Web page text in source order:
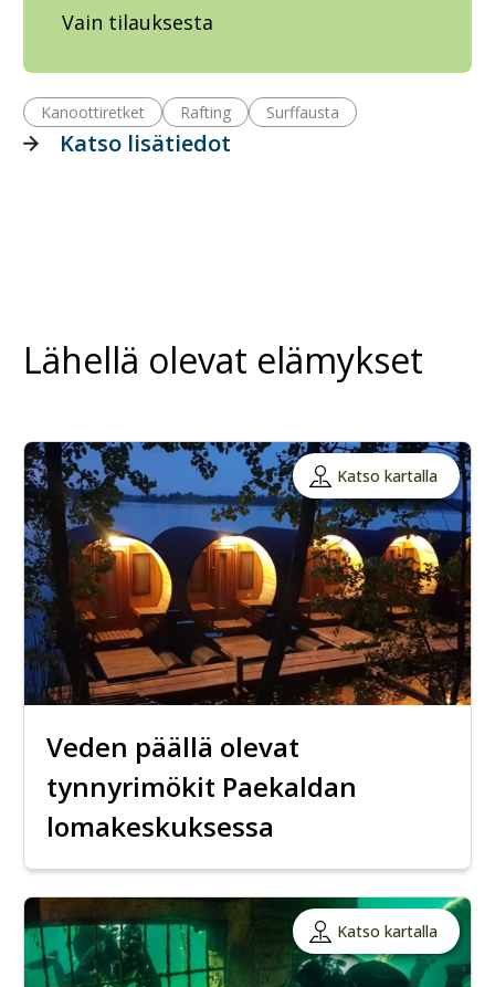
Vain tilauksesta
Kanoottiretket Rafting Surffausta
Katso lisätiedot
Lähellä olevat elämykset
Katso kartalla
Veden päällä olevat
tynnyrimökit Paekaldan
lomakeskuksessa
Katso kartalla